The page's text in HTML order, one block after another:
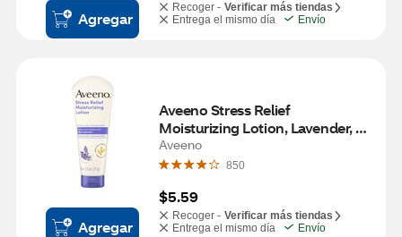
Agregar
Recoger - Verificar más tiendas
Entrega el mismo día
Envío
Agregar
Aveeno Stress Relief
Moisturizing Lotion, Lavender,
2.5 OZ
Aveeno
850
$5.59
Recoger - Verificar más tiendas
Entrega el mismo día
Envío